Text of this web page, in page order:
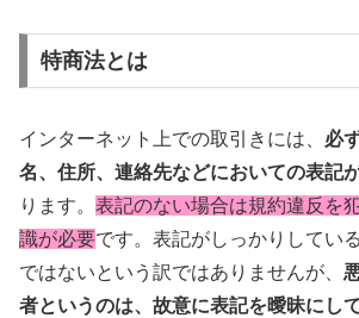
特商法とは
インターネット上での取引きには、 必
名、住所、連絡先などにおいての表記
ります。 表記のない場合は規約違反を
識が必要です。表記がしっかりしてい
ではないという訳ではありませんが、
者というのは、故意に表記を曖昧にし